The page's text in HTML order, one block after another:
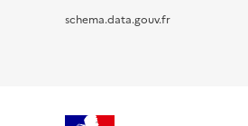
schema.data.gouv.fr